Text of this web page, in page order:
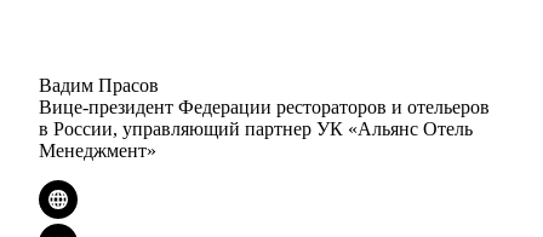
Вадим Прасов
Вице-президент Федерации рестораторов и отельеров
в России, управляющий партнер УК «Альянс Отель
Менеджмент»